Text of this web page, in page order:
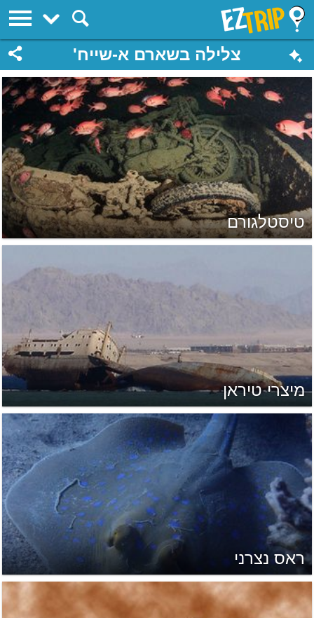
EZTrip
צלילה בשארם א-שייח'
טיסטלגורם
מיצרי טיראן
ראס נצרני